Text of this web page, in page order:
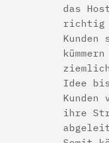
das
richtig
Idee
Kunden
ihre